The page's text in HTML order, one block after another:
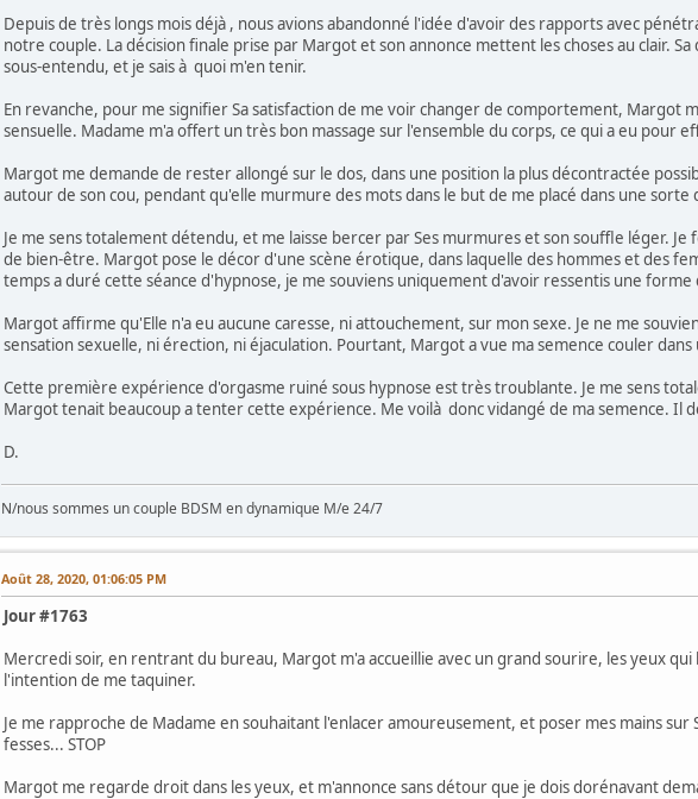
Depuis de très longs mois déjà , nous avions abandonné l'idée d'avoir des rapports avec
notre couple. La décision finale prise par Margot et son annonce mettent les choses au clair.
sous-entendu, et je sais à quoi m'en tenir.
En revanche, pour me signifier Sa satisfaction de me voir changer de comportement, Margot
sensuelle. Madame m'a offert un très bon massage sur l'ensemble du corps, ce qui a eu pour
Margot me demande de rester allongé sur le dos, dans une position la plus décontractée
autour de son cou, pendant qu'elle murmure des mots dans le but de me placé dans une sorte
Je me sens totalement détendu, et me laisse bercer par Ses murmures et son souffle léger.
de bien-être. Margot pose le décor d'une scène érotique, dans laquelle des hommes et des
temps a duré cette séance d'hypnose, je me souviens uniquement d'avoir ressentis une
Margot affirme qu'Elle n'a eu aucune caresse, ni attouchement, sur mon sexe. Je ne me
sensation sexuelle, ni érection, ni éjaculation. Pourtant, Margot a vue ma semence couler
Cette première expérience d'orgasme ruiné sous hypnose est très troublante. Je me sens
Margot tenait beaucoup a tenter cette expérience. Me voilà donc vidangé de ma semence. Il
D.
N/nous sommes un couple BDSM en dynamique M/e 24/7
Août 28, 2020, 01:06:05 PM
Jour #1763
Mercredi soir, en rentrant du bureau, Margot m'a accueillie avec un grand sourire, les yeux
l'intention de me taquiner.
Je me rapproche de Madame en souhaitant l'enlacer amoureusement, et poser mes mains
fesses... STOP
Margot me regarde droit dans les yeux, et m'annonce sans détour que je dois dorénavant